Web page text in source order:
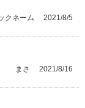
2021/8/5
クネーム
2021/8/16
まさ